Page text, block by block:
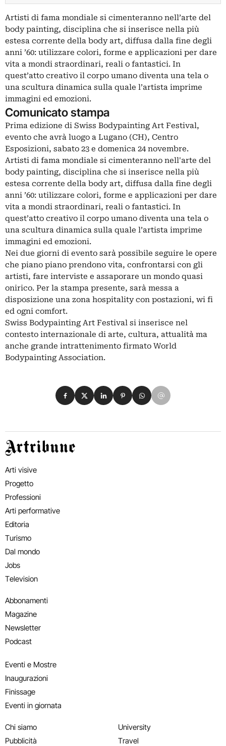
Artisti di fama mondiale si cimenteranno nell’arte del
body painting, disciplina che si inserisce nella più
estesa corrente della body art, diffusa dalla fine degli
anni ’60: utilizzare colori, forme e applicazioni per dare
vita a mondi straordinari, reali o fantastici. In
quest’atto creativo il corpo umano diventa una tela o
una scultura dinamica sulla quale l’artista imprime
immagini ed emozioni.
Comunicato stampa
Prima edizione di Swiss Bodypainting Art Festival,
evento che avrà luogo a Lugano (CH), Centro
Esposizioni, sabato 23 e domenica 24 novembre.
Artisti di fama mondiale si cimenteranno nell'arte del
body painting, disciplina che si inserisce nella più
estesa corrente della body art, diffusa dalla fine degli
anni ’60: utilizzare colori, forme e applicazioni per dare
vita a mondi straordinari, reali o fantastici. In
quest’atto creativo il corpo umano diventa una tela o
una scultura dinamica sulla quale l’artista imprime
immagini ed emozioni.
Nei due giorni di evento sarà possibile seguire le opere
che piano piano prendono vita, confrontarsi con gli
artisti, fare interviste e assaporare un mondo quasi
onirico. Per la stampa presente, sarà messa a
disposizione una zona hospitality con postazioni, wi fi
ed ogni comfort.
Swiss Bodypainting Art Festival si inserisce nel
contesto internazionale di arte, cultura, attualità ma
anche grande intrattenimento firmato World
Bodypainting Association.
Condividi su Facebook
Condividi su X
Condividi su LinkedIn
Condividi su Pinterest
Condividi su WhatsApp
Condividi su Email
Artribune
Arti visive
Progetto
Professioni
Arti performative
Editoria
Turismo
Dal mondo
Jobs
Television
Abbonamenti
Magazine
Newsletter
Podcast
Eventi e Mostre
Inaugurazioni
Finissage
Eventi in giornata
Chi siamo
Pubblicità
University
Travel